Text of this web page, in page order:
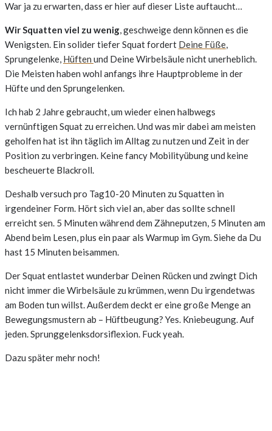
War ja zu erwarten, dass er hier auf dieser Liste auftaucht…
Wir Squatten viel zu wenig, geschweige denn können es die
Wenigsten. Ein solider tiefer Squat fordert Deine Füße,
Sprungelenke, Hüften und Deine Wirbelsäule nicht unerheblich.
Die Meisten haben wohl anfangs ihre Hauptprobleme in der
Hüfte und den Sprungelenken.
Ich hab 2 Jahre gebraucht, um wieder einen halbwegs
vernünftigen Squat zu erreichen. Und was mir dabei am meisten
geholfen hat ist ihn täglich im Alltag zu nutzen und Zeit in der
Position zu verbringen. Keine fancy Mobilityübung und keine
bescheuerte Blackroll.
Deshalb versuch pro Tag10-20 Minuten zu Squatten in
irgendeiner Form. Hört sich viel an, aber das sollte schnell
erreicht sen. 5 Minuten während dem Zähneputzen, 5 Minuten am
Abend beim Lesen, plus ein paar als Warmup im Gym. Siehe da Du
hast 15 Minuten beisammen.
Der Squat entlastet wunderbar Deinen Rücken und zwingt Dich
nicht immer die Wirbelsäule zu krümmen, wenn Du irgendetwas
am Boden tun willst. Außerdem deckt er eine große Menge an
Bewegungsmustern ab – Hüftbeugung? Yes. Kniebeugung. Auf
jeden. Sprunggelenksdorsiflexion. Fuck yeah.
Dazu später mehr noch!